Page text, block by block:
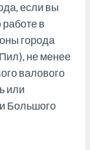
если вы
в
города
не менее
валового
или
Большого